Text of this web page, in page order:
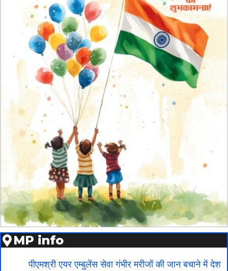
MP info
पीएमश्री एयर एम्बुलेंस सेवा गंभीर मरीजों की जान बचाने में देश